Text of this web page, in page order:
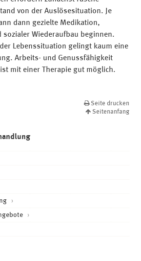
von der Auslösesituation. Je
dann gezielte Medikation,
sozialer Wiederaufbau beginnen.
Lebenssituation gelingt kaum eine
Arbeits- und Genussfähigkeit
mit einer Therapie gut möglich.
Seite drucken
Seitenanfang